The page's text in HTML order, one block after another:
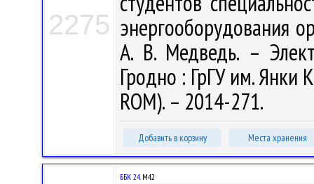
2275 энергооборудования
А. В. Медведь. –
Гродно : ГрГУ им. Янки
ROM). – 2014-271.
Добавить в корзину Места хранения
ББК 24.М42